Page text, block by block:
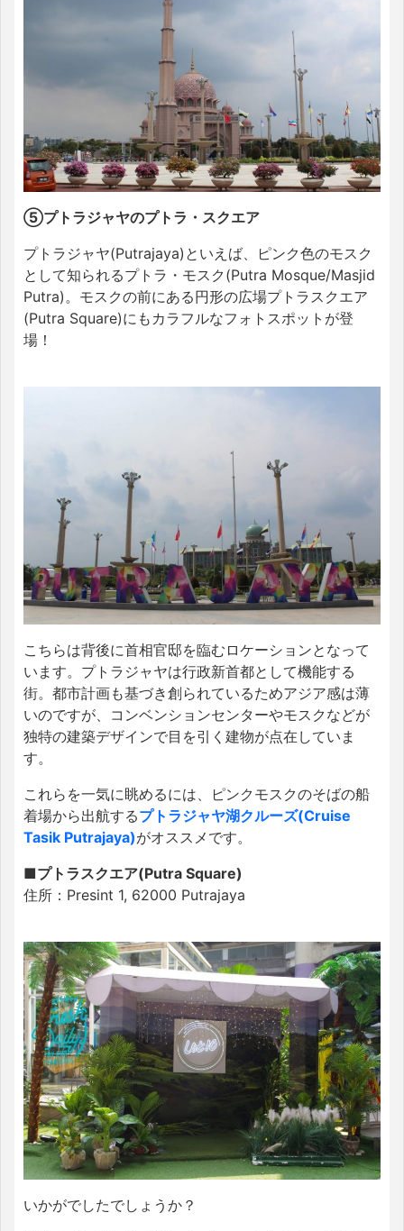
⑤プトラジャヤのプトラ・スクエア
プトラジャヤ(Putrajaya)といえば、ピンク色のモスク
として知られるプトラ・モスク(Putra Mosque/Masjid
Putra)。モスクの前にある円形の広場プトラスクエア
(Putra Square)にもカラフルなフォトスポットが登
場！
こちらは背後に首相官邸を臨むロケーションとなって
います。プトラジャヤは行政新首都として機能する
街。都市計画も基づき創られているためアジア感は薄
いのですが、コンベンションセンターやモスクなどが
独特の建築デザインで目を引く建物が点在していま
す。
これらを一気に眺めるには、ピンクモスクのそばの船
着場から出航するプトラジャヤ湖クルーズ(Cruise
Tasik Putrajaya)がオススメです。
■プトラスクエア(Putra Square)
住所：Presint 1, 62000 Putrajaya
いかがでしたでしょうか？